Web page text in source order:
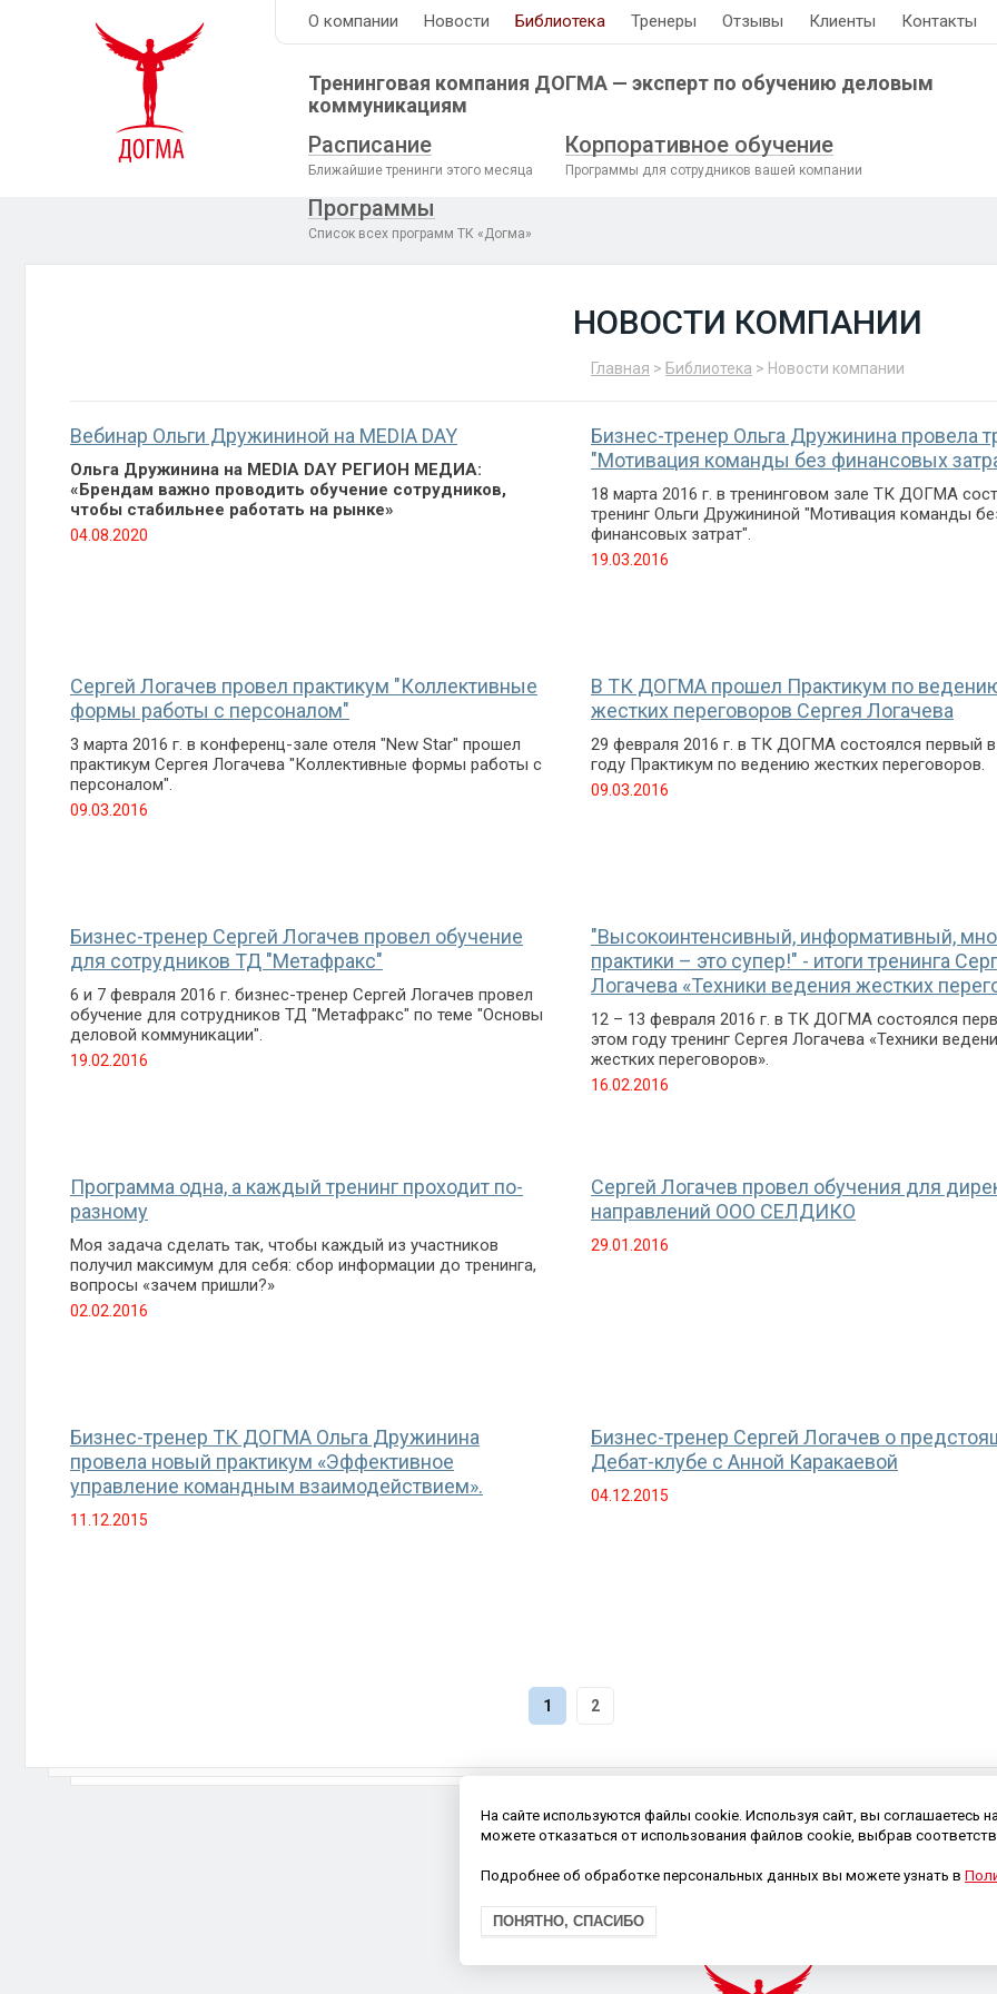
О компании Новости Библиотека Тренеры Отзывы Клиенты Контакты
Тренинговая компания ДОГМА — эксперт по обучению деловым
коммуникациям
Расписание
Ближайшие тренинги этого месяца
Корпоративное обучение
Программы для сотрудников вашей компании
Программы
Список всех программ ТК «Догма»
НОВОСТИ КОМПАНИИ
Главная > Библиотека > Новости компании
Вебинар Ольги Дружининой на MEDIA DAY
Ольга Дружинина на MEDIA DAY РЕГИОН МЕДИА:
«Брендам важно проводить обучение сотрудников,
чтобы стабильнее работать на рынке»
04.08.2020
Бизнес-тренер Ольга Дружинина провела
"Мотивация команды без финансовых
18 марта 2016 г. в тренинговом зале ТК ДОГМА
тренинг Ольги Дружининой "Мотивация команды
финансовых затрат".
19.03.2016
Сергей Логачев провел практикум "Коллективные
формы работы с персоналом"
3 марта 2016 г. в конференц-зале отеля "New Star" прошел
практикум Сергея Логачева "Коллективные формы работы с
персоналом".
09.03.2016
В ТК ДОГМА прошел Практикум по
жестких переговоров Сергея Логачева
29 февраля 2016 г. в ТК ДОГМА состоялся первый
году Практикум по ведению жестких переговоров.
09.03.2016
Бизнес-тренер Сергей Логачев провел обучение
для сотрудников ТД "Метафракс"
6 и 7 февраля 2016 г. бизнес-тренер Сергей Логачев провел
обучение для сотрудников ТД "Метафракс" по теме "Основы
деловой коммуникации".
19.02.2016
"Высокоинтенсивный, информативный,
практики – это супер!" - итоги тренинга
Логачева «Техники ведения жестких
12 – 13 февраля 2016 г. в ТК ДОГМА состоялся
этом году тренинг Сергея Логачева «Техники
жестких переговоров».
16.02.2016
Программа одна, а каждый тренинг проходит по-
разному
Моя задача сделать так, чтобы каждый из участников
получил максимум для себя: сбор информации до тренинга,
вопросы «зачем пришли?»
02.02.2016
Сергей Логачев провел обучения для
направлений ООО СЕЛДИКО
29.01.2016
Бизнес-тренер ТК ДОГМА Ольга Дружинина
провела новый практикум «Эффективное
управление командным взаимодействием».
11.12.2015
Бизнес-тренер Сергей Логачев о
Дебат-клубе с Анной Каракаевой
04.12.2015
1 2
На сайте используются файлы cookie. Используя сайт, вы
можете отказаться от использования файлов cookie, выбрав
Подробнее об обработке персональных данных вы можете узнать в
ПОНЯТНО, СПАСИБО